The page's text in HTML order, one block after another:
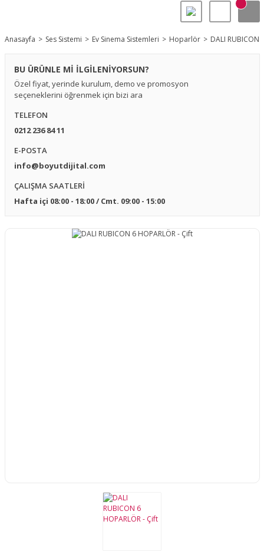
Anasayfa Ses Sistemi Ev Sinema Sistemleri Hoparlör DALI RUBICON
BU ÜRÜNLE Mİ İLGİLENİYORSUN?
Özel fiyat, yerinde kurulum, demo ve promosyon
seçeneklerini öğrenmek için bizi ara
TELEFON
0212 236 84 11
E-POSTA
info@boyutdijital.com
ÇALIŞMA SAATLERİ
Hafta içi 08:00 - 18:00 / Cmt. 09:00 - 15:00